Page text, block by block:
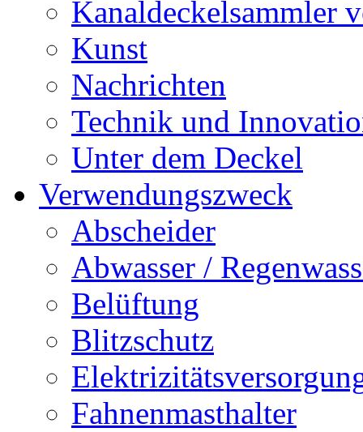
Kanaldeckelsammler
Kunst
Nachrichten
Technik und
Unter dem Deckel
Verwendungszweck
Abscheider
Abwasser /
Belüftung
Blitzschutz
Fahnenmasthalter